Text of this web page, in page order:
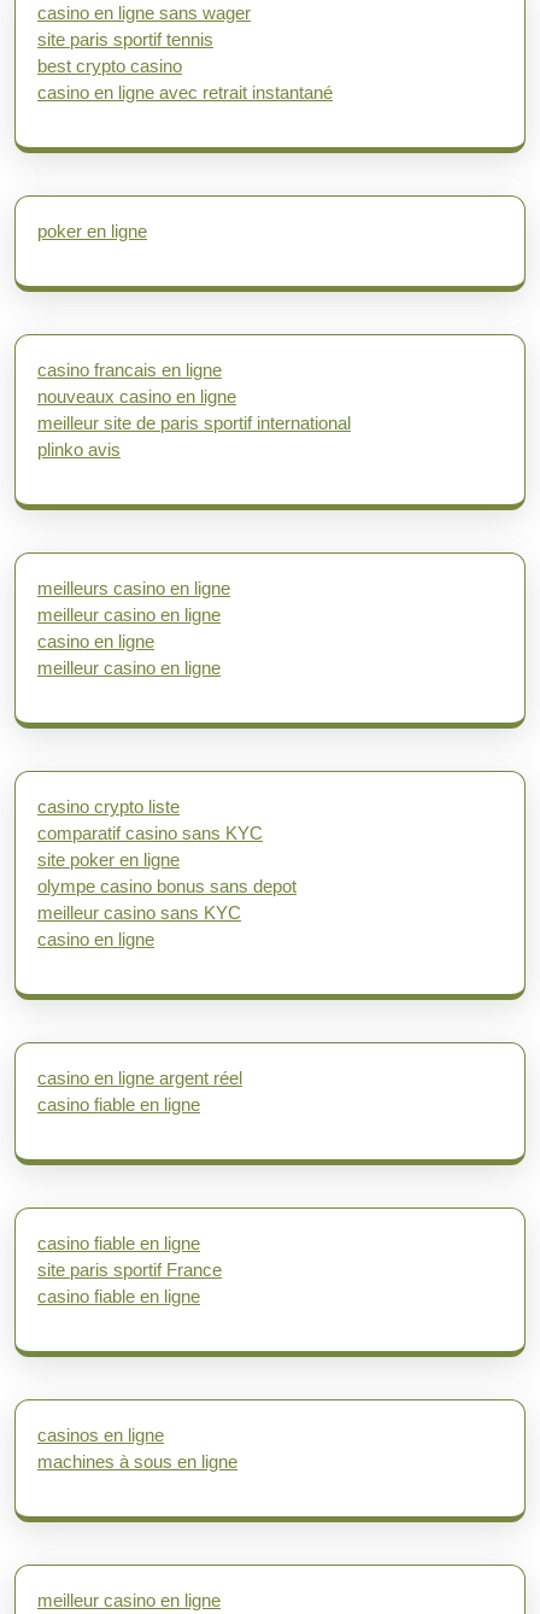
casino en ligne sans wager
site paris sportif tennis
best crypto casino
casino en ligne avec retrait instantané
poker en ligne
casino francais en ligne
nouveaux casino en ligne
meilleur site de paris sportif international
plinko avis
meilleurs casino en ligne
meilleur casino en ligne
casino en ligne
meilleur casino en ligne
casino crypto liste
comparatif casino sans KYC
site poker en ligne
olympe casino bonus sans depot
meilleur casino sans KYC
casino en ligne
casino en ligne argent réel
casino fiable en ligne
casino fiable en ligne
site paris sportif France
casino fiable en ligne
casinos en ligne
machines à sous en ligne
meilleur casino en ligne